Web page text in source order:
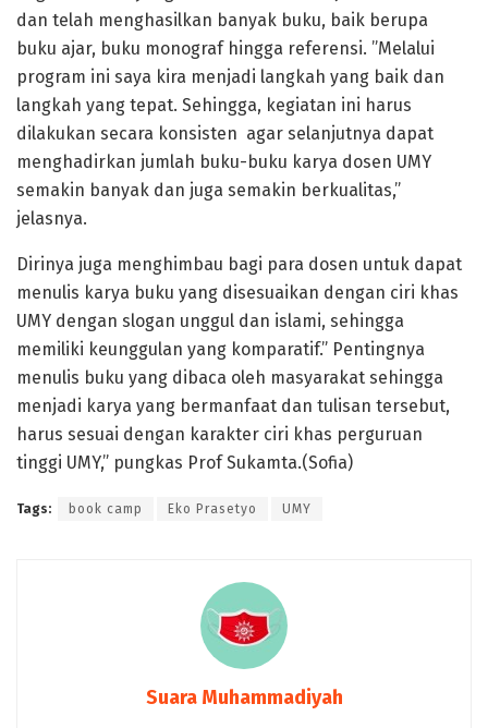
dan telah menghasilkan banyak buku, baik berupa
buku ajar, buku monograf hingga referensi. ”Melalui
program ini saya kira menjadi langkah yang baik dan
langkah yang tepat. Sehingga, kegiatan ini harus
dilakukan secara konsisten agar selanjutnya dapat
menghadirkan jumlah buku-buku karya dosen UMY
semakin banyak dan juga semakin berkualitas,”
jelasnya.
Dirinya juga menghimbau bagi para dosen untuk dapat
menulis karya buku yang disesuaikan dengan ciri khas
UMY dengan slogan unggul dan islami, sehingga
memiliki keunggulan yang komparatif.” Pentingnya
menulis buku yang dibaca oleh masyarakat sehingga
menjadi karya yang bermanfaat dan tulisan tersebut,
harus sesuai dengan karakter ciri khas perguruan
tinggi UMY,” pungkas Prof Sukamta.(Sofia)
Tags: book camp Eko Prasetyo UMY
Suara Muhammadiyah